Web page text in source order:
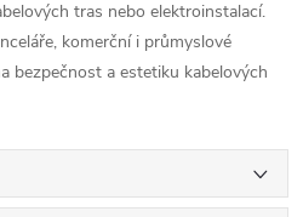
tras nebo elektroinstalací.
komerční i průmyslové
bezpečnost a estetiku kabelových